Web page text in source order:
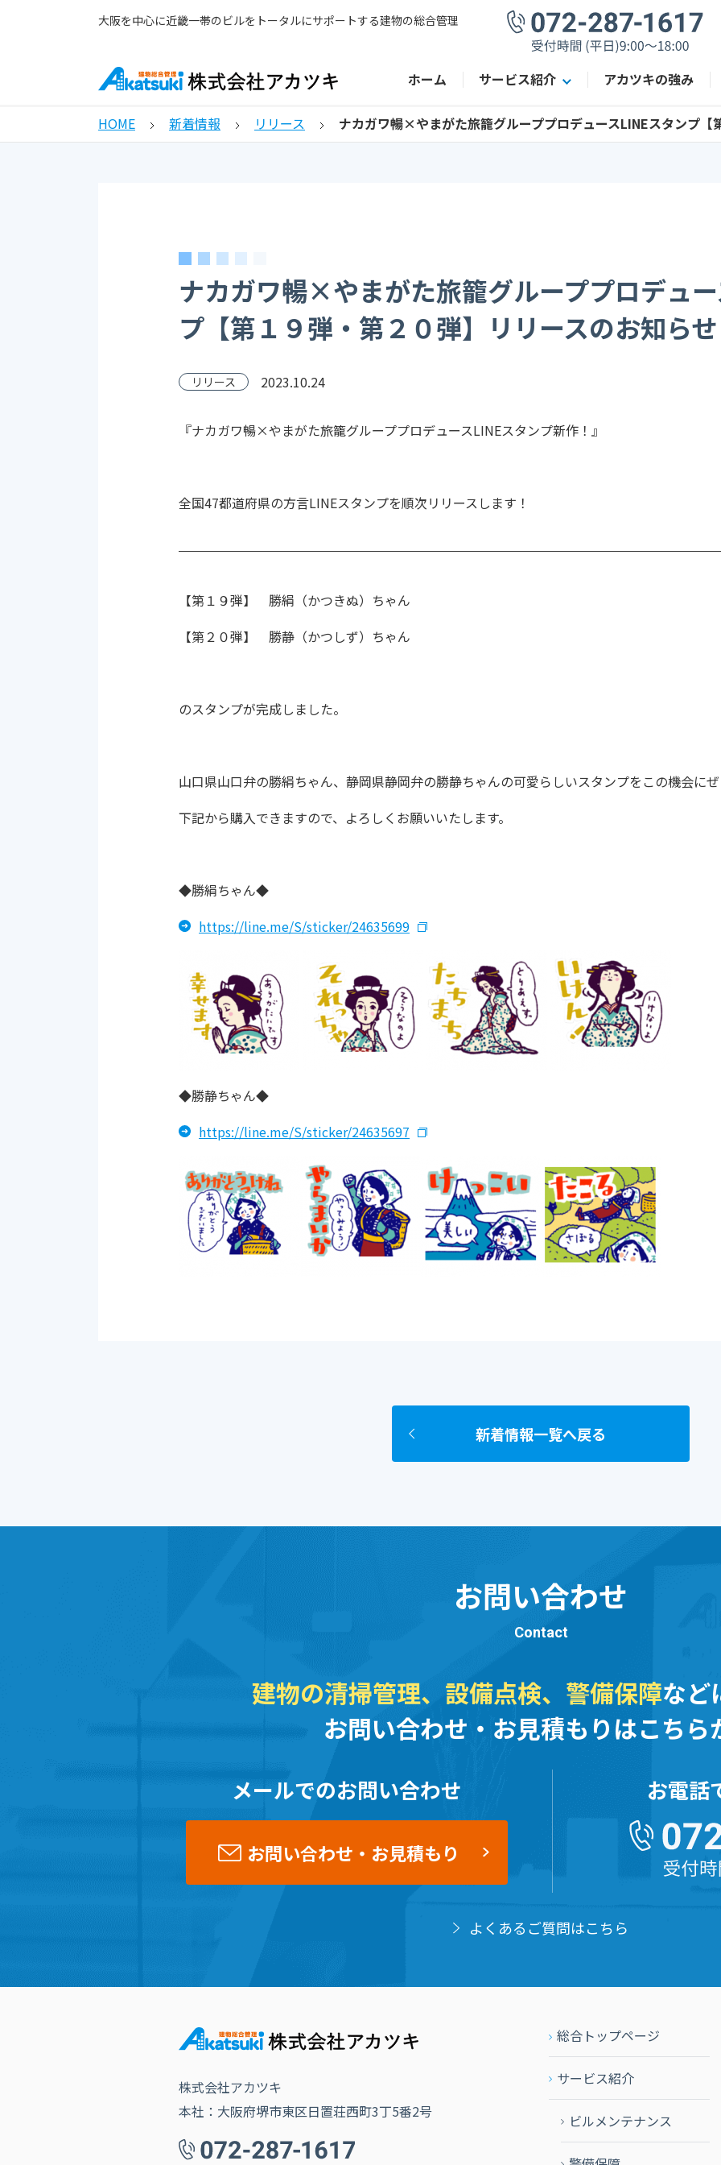
大阪を中心に近畿一帯のビルをトータルにサポートする建物の総合管理
ホーム サービス紹介 アカツキの強み
HOME 新着情報 リリース ナカガワ暢×やまがた旅籠グループプロデュースLINEスタンプ【
ナカガワ暢×やまがた旅籠グループプロデュ
プ【第１９弾・第２０弾】リリースのお知らせ
リリース 2023.10.24
『ナカガワ暢×やまがた旅籠グループプロデュースLINEスタンプ新作！』
全国47都道府県の方言LINEスタンプを順次リリースします！
【第１９弾】 勝絹（かつきぬ）ちゃん
【第２０弾】 勝静（かつしず）ちゃん
のスタンプが完成しました。
山口県山口弁の勝絹ちゃん、静岡県静岡弁の勝静ちゃんの可愛らしいスタンプをこの機会に
下記から購入できますので、よろしくお願いいたします。
◆勝絹ちゃん◆
https://line.me/S/sticker/24635699
◆勝静ちゃん◆
https://line.me/S/sticker/24635697
新着情報一覧へ戻る
お問い合わせ
Contact
建物の清掃管理、設備点検、 警備保障など
お問い合わせ・お見積もりはこちら
メールでのお問い合わせ
お問い合わせ・お見積もり
お電話
よくあるご質問はこちら
株式会社アカツキ
本社：大阪府堺市東区日置荘西町3丁5番2号
総合トップページ
サービス紹介
ビルメンテナンス